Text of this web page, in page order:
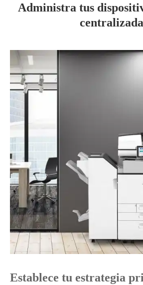
Administra tus
centralizada
Establece tu estrategia